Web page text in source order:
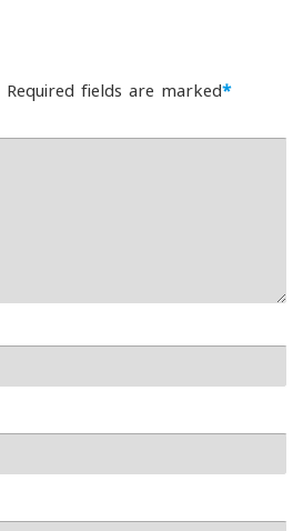
Required fields are marked*